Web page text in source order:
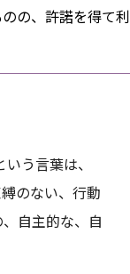
の、許諾を得て利
う言葉は、
のない、行動
自主的な、自